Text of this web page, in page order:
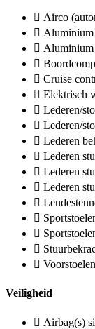
Airco
Cruise
Elektrisch
Lederen/
Lederen/
Lederen
Lederen
Lederen
Lederen
Veiligheid
Airbag(s)